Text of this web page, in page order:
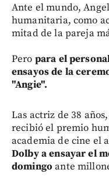
Ante el mundo,
humanitaria, como
mitad de la pareja
Pero para el
ensayos de la
"Angie".
Las actriz de 38
recibió el premio
academia de cine el
Dolby a ensayar el
domingo ante